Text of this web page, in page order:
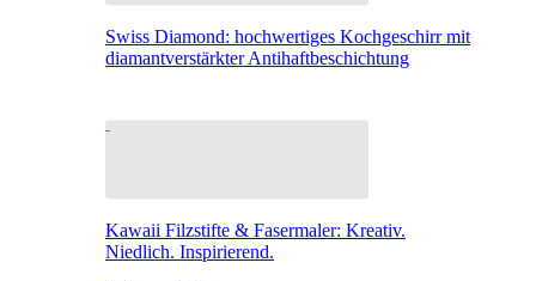
Swiss Diamond: hochwertiges Kochgeschirr mit
diamantverstärkter Antihaftbeschichtung
Kawaii Filzstifte & Fasermaler: Kreativ.
Niedlich. Inspirierend.